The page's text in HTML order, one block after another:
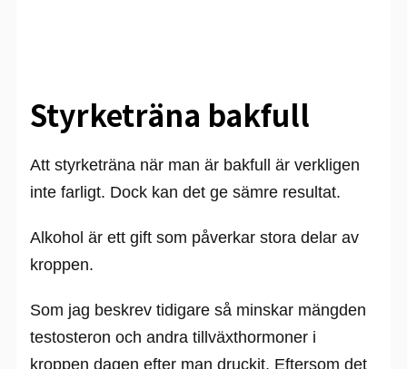
Styrketräna bakfull
Att styrketräna när man är bakfull är verkligen
inte farligt. Dock kan det ge sämre resultat.
Alkohol är ett gift som påverkar stora delar av
kroppen.
Som jag beskrev tidigare så minskar mängden
testosteron och andra tillväxthormoner i
kroppen dagen efter man druckit. Eftersom det